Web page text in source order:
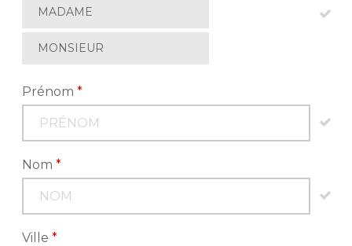
MADAME
MONSIEUR
Prénom*
Nom*
Ville*